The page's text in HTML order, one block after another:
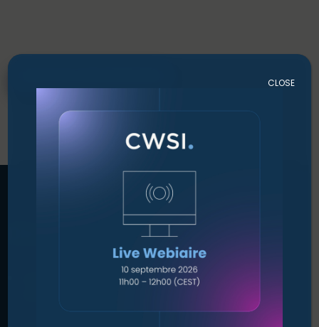
Discutons ensemble
Obtenez des conseils pratiques auprès de
CLOSE